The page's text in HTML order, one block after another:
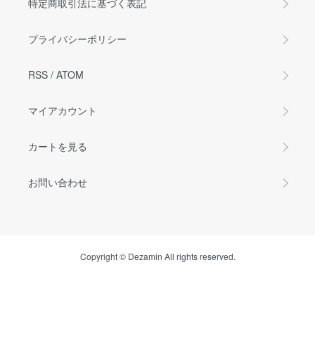
特定商取引法に基づく表記
プライバシーポリシー
RSS / ATOM
マイアカウント
カートを見る
お問い合わせ
Copyright © Dezamin All rights reserved.